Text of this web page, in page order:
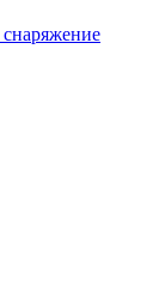
снаряжение